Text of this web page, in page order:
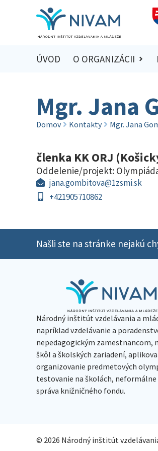
ÚVOD O ORGANIZÁCII
Mgr. Jana
Domov Kontakty Mgr. Jana
členka KK ORJ
Oddelenie/projekt:
jana.gombitova@1zsmi.sk
+421905710862
Našli ste na stránke nejakú
Národný inštitút vzdelávania a
napríklad vzdelávanie a
nepedagogickým zamestnancom,
škôl a školských zariadení,
organizovanie predmetových
testovanie na školách, neformálne
správa knižničného fondu.
© 2026 Národný inštitút